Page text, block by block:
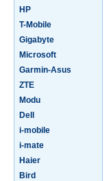
HP
T-Mobile
Gigabyte
Microsoft
Garmin-Asus
ZTE
Modu
Dell
i-mobile
i-mate
Haier
Bird